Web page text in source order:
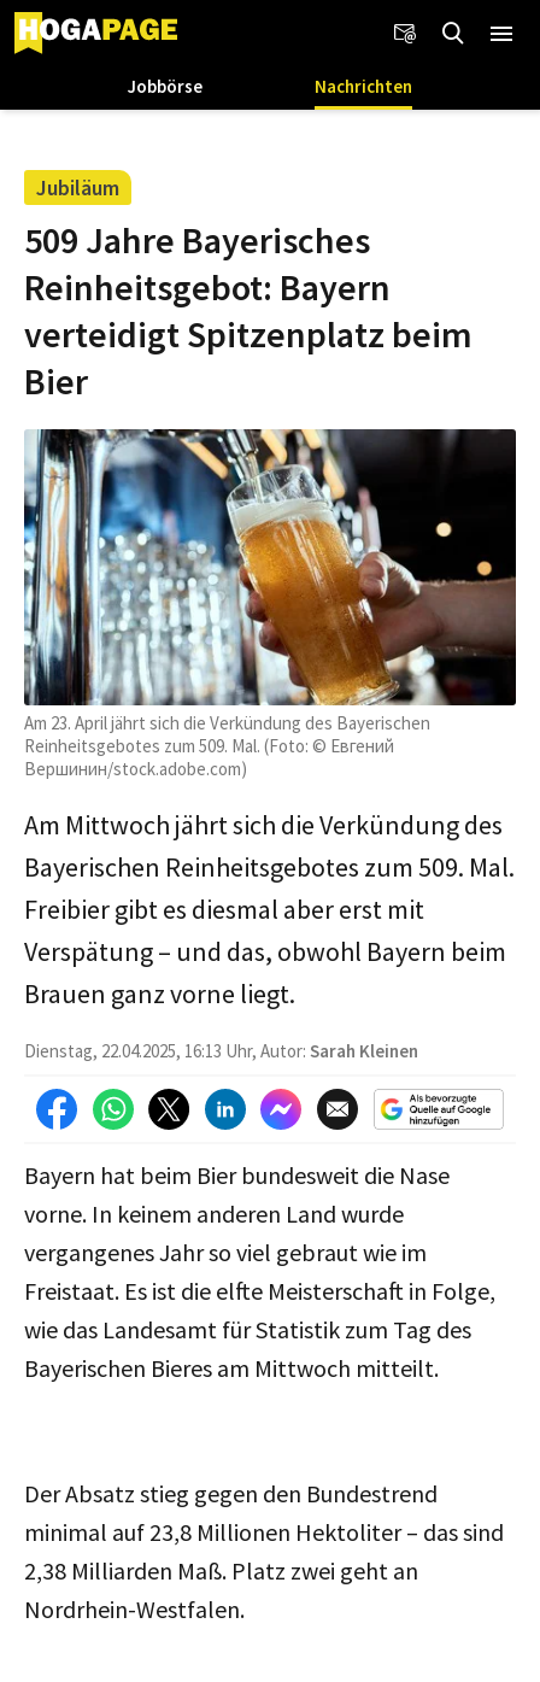
Jobbörse Nachrichten
Jubiläum
509 Jahre Bayerisches
Reinheitsgebot: Bayern
verteidigt Spitzenplatz beim
Bier
Am 23. April jährt sich die Verkündung des Bayerischen
Reinheitsgebotes zum 509. Mal. (Foto: © Евгений
Вершинин/stock.adobe.com)
Am Mittwoch jährt sich die Verkündung des
Bayerischen Reinheitsgebotes zum 509. Mal.
Freibier gibt es diesmal aber erst mit
Verspätung – und das, obwohl Bayern beim
Brauen ganz vorne liegt.
Dienstag, 22.04.2025, 16:13 Uhr, Autor: Sarah Kleinen
Bayern hat beim Bier bundesweit die Nase
vorne. In keinem anderen Land wurde
vergangenes Jahr so viel gebraut wie im
Freistaat. Es ist die elfte Meisterschaft in Folge,
wie das Landesamt für Statistik zum Tag des
Bayerischen Bieres am Mittwoch mitteilt.
Der Absatz stieg gegen den Bundestrend
minimal auf 23,8 Millionen Hektoliter – das sind
2,38 Milliarden Maß. Platz zwei geht an
Nordrhein-Westfalen.